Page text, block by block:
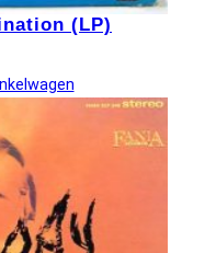
(LP)